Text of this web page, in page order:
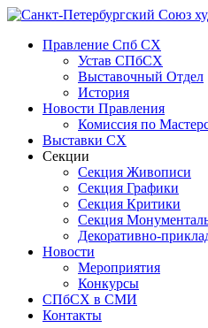
Правление Спб СХ
Устав СПбСХ
Выставочный Отдел
История
Новости Правления
Комиссия по
Выставки СХ
Секции
Секция Живописи
Секция Графики
Секция Критики
Секция
Декоративно-
Новости
Мероприятия
Конкурсы
СПбСХ в СМИ
Контакты